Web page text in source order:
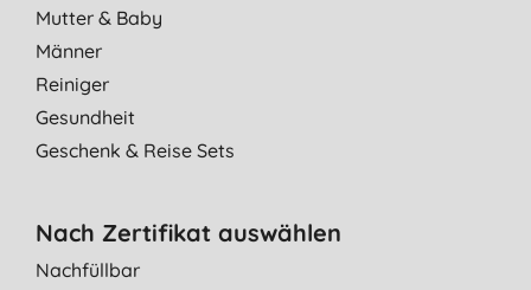
Mutter & Baby
Männer
Reiniger
Gesundheit
Geschenk & Reise Sets
Nach Zertifikat auswählen
Nachfüllbar